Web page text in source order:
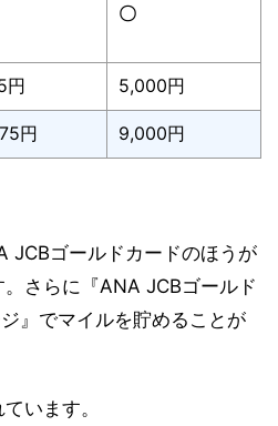
〇
円 5,000円
円 9,000円
JCBゴールドカードのほうが
。さらに『ANA JCBゴールド
』でマイルを貯めることが
います。